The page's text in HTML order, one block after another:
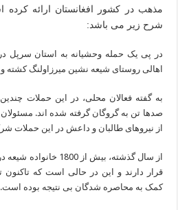
مذهب در کشور افغانستان ارائه
شرح زیر می باشد:
در پی یک حمله وحشیانه به استان سرپل در
اهالی روستای شیعه نشین میرزاولنگ کشته
به گفته فعالان محلی، در این حملات
صدها تن به گروگان گرفته شده اند.
از نیروهای طالبان و داعش در این حملات
از سال گذشته، بیش از
قرار دارند و این در حالی است که تاکنون
کمک به محاصره شدگان بی نتیجه بوده است.